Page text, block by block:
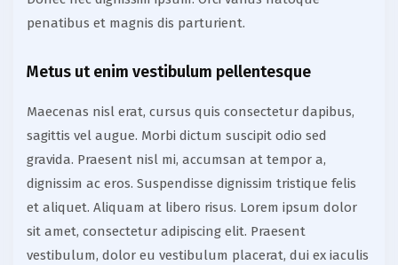
penatibus et magnis dis parturient.
Metus ut enim vestibulum pellentesque
Maecenas nisl erat, cursus quis consectetur dapibus,
sagittis vel augue. Morbi dictum suscipit odio sed
gravida. Praesent nisl mi, accumsan at tempor a,
dignissim ac eros. Suspendisse dignissim tristique felis
et aliquet. Aliquam at libero risus. Lorem ipsum dolor
sit amet, consectetur adipiscing elit. Praesent
vestibulum, dolor eu vestibulum placerat, dui ex iaculis